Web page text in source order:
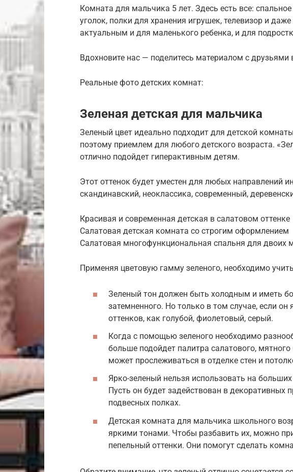
Комната для мальчика 5 лет. Здесь есть все:
уголок, полки для хранения игрушек, телевизор и
актуальным и для маленького ребенка, и для
Вдохновите нас — поделитесь материалом с друзьями
Реальные фото детских комнат:
Зеленая детская для мальчика
Зеленый цвет идеально подходит для детской
поэтому приемлем для любого детского возраста.
отлично подойдет гиперактивным детям.
Этот оттенок будет уместен для любых направлений
скандинавский, неоклассика, современный,
Красивая и современная детская в салатовом оттенке
Салатовая детская комната со строгим оформлением
Салатовая многофункциональная спальня для двоих
Применяя цветовую гамму зеленого, необходимо
Зеленый тон должен быть холодным и иметь
затемненного. Но только в том случае, если он
оттенков, как голубой, фиолетовый, серый.
Когда с помощью зеленого необходимо
больше подойдет палитра салатового,
может прослеживаться в отделке стен и
Ярко-зеленый нельзя использовать на
Пусть он будет задействован в декоративных
подвесных полках.
Детская комната для мальчика школьного
яркими тонами. Чтобы разбавить их, можно
пепельный оттенки. Они помогут сделать